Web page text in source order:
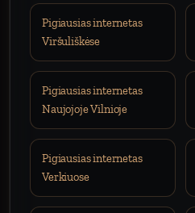
Pigiausias internetas
Viršuliškėse
Pigiausias internetas
Naujojoje Vilnioje
Pigiausias internetas
Verkiuose